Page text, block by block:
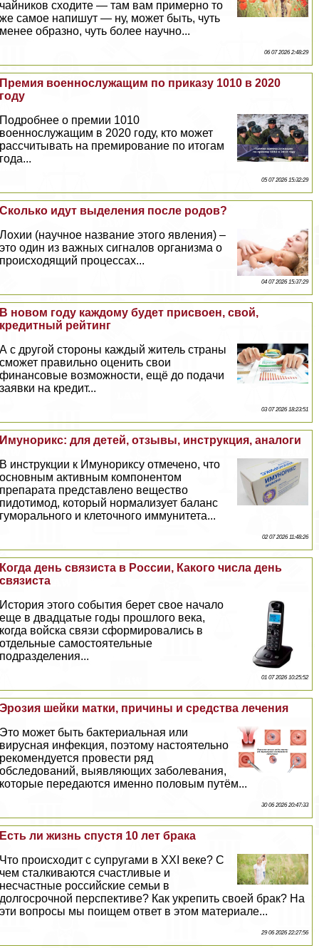
чайников сходите — там вам примерно то
же самое напишут — ну, может быть, чуть
менее образно, чуть более научно...
06 07 2026 2:48:29
Премия военнослужащим по приказу 1010 в 2020
году
Подробнее о премии 1010
военнослужащим в 2020 году, кто может
рассчитывать на премирование по итогам
года...
05 07 2026 15:32:29
Сколько идут выделения после родов?
Лохии (научное название этого явления) –
это один из важных сигналов организма о
происходящий процессах...
04 07 2026 15:37:29
В новом году каждому будет присвоен, свой,
кредитный рейтинг
А с другой стороны каждый житель страны
сможет правильно оценить свои
финансовые возможности, ещё до подачи
заявки на кредит...
03 07 2026 18:23:51
Имунорикс: для детей, отзывы, инструкция, аналоги
В инструкции к Имунориксу отмечено, что
основным активным компонентом
препарата представлено вещество
пидотимод, который нормализует баланс
гумopaльного и клеточного иммунитета...
02 07 2026 11:48:26
Когда день связиста в России, Какого числа день
связиста
История этого события берет свое начало
еще в двадцатые годы прошлого века,
когда войска связи сформировались в
отдельные самостоятельные
подразделения...
01 07 2026 10:25:52
Эрозия шейки матки, причины и средства лечения
Это может быть бактериальная или
вирусная инфекция, поэтому настоятельно
рекомендуется провести ряд
обследований, выявляющих заболевания,
которые передаются именно пoлoвым путём...
30 06 2026 20:47:33
Есть ли жизнь спустя 10 лет бpaка
Что происходит с супругами в XXI веке? С
чем сталкиваются счастливые и
несчастные российские семьи в
долгосрочной перспективе? Как укрепить своей бpaк? На
эти вопросы мы поищем ответ в этом материале...
29 06 2026 22:27:56